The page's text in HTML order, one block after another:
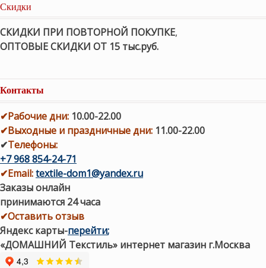
Скидки
СКИДКИ ПРИ ПОВТОРНОЙ ПОКУПКЕ,
ОПТОВЫЕ СКИДКИ ОТ 15 тыс.руб.
Контакты
✔Рабочие дни: 10.00-22.00
✔Выходные и праздничные дни: 11.00-22.00
✔Телефоны:
+7 968 854-24-71
✔Email:textile-dom1@yandex.ru
Заказы онлайн
принимаются 24 часа
✔Оставить отзыв
Яндекс карты-перейти;
«ДОМАШНИЙ Текстиль» интернет магазин г.Москва